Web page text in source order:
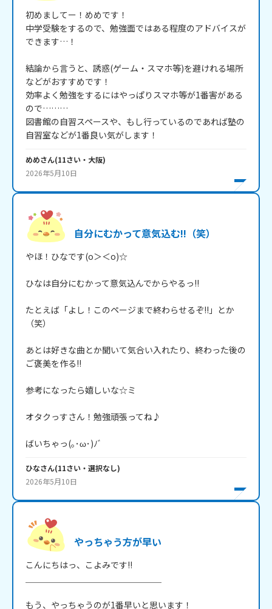
初めましてー！めめです！
中学受験をするので、勉強面ではある程度のアドバイスが
できます…！
結論から言うと、誘惑(ゲーム・スマホ等)を避けれる場所
などがおすすめです！
効率よく勉強をするにはやっぱりスマホ等が1番害がある
ので………
図書館の自習スペースや、もし行っているのであれば塾の
自習室などが1番良い気がします！
めめさん(11さい・ 大阪)
2026年5月10日
自分にむかって意気込む!!（笑）
やほ！ひなです(o＞＜o)☆
ひなは自分にむかって意気込んでからやるっ!!
たとえば「よし！このページまで終わらせるぞ!!」とか
（笑）
あとは好きな曲とか聞いて気合い入れたり、終わった後の
ご褒美を作る!!
参考になったら嬉しいな☆ミ
オタクっすさん！勉強頑張ってね♪
ばいちゃっ(｡･ω･)ﾉﾞ
ひなさん(11さい・ 選択なし)
2026年5月10日
やっちゃう方が早い
こんにちはっ、こよみです!!
もう、やっちゃうのが1番早いと思います！